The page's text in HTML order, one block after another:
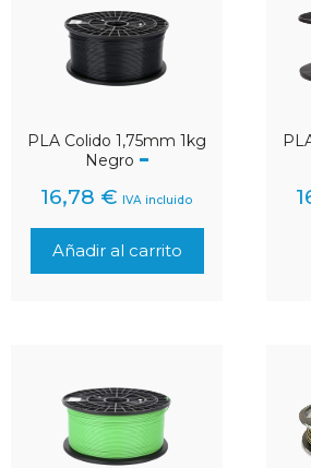
PLA Colido 1,75mm 1kg
Negro
16,78 € IVA incluido
Añadir al carrito